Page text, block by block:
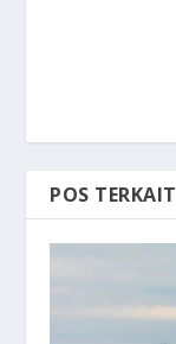
POS TERKAIT